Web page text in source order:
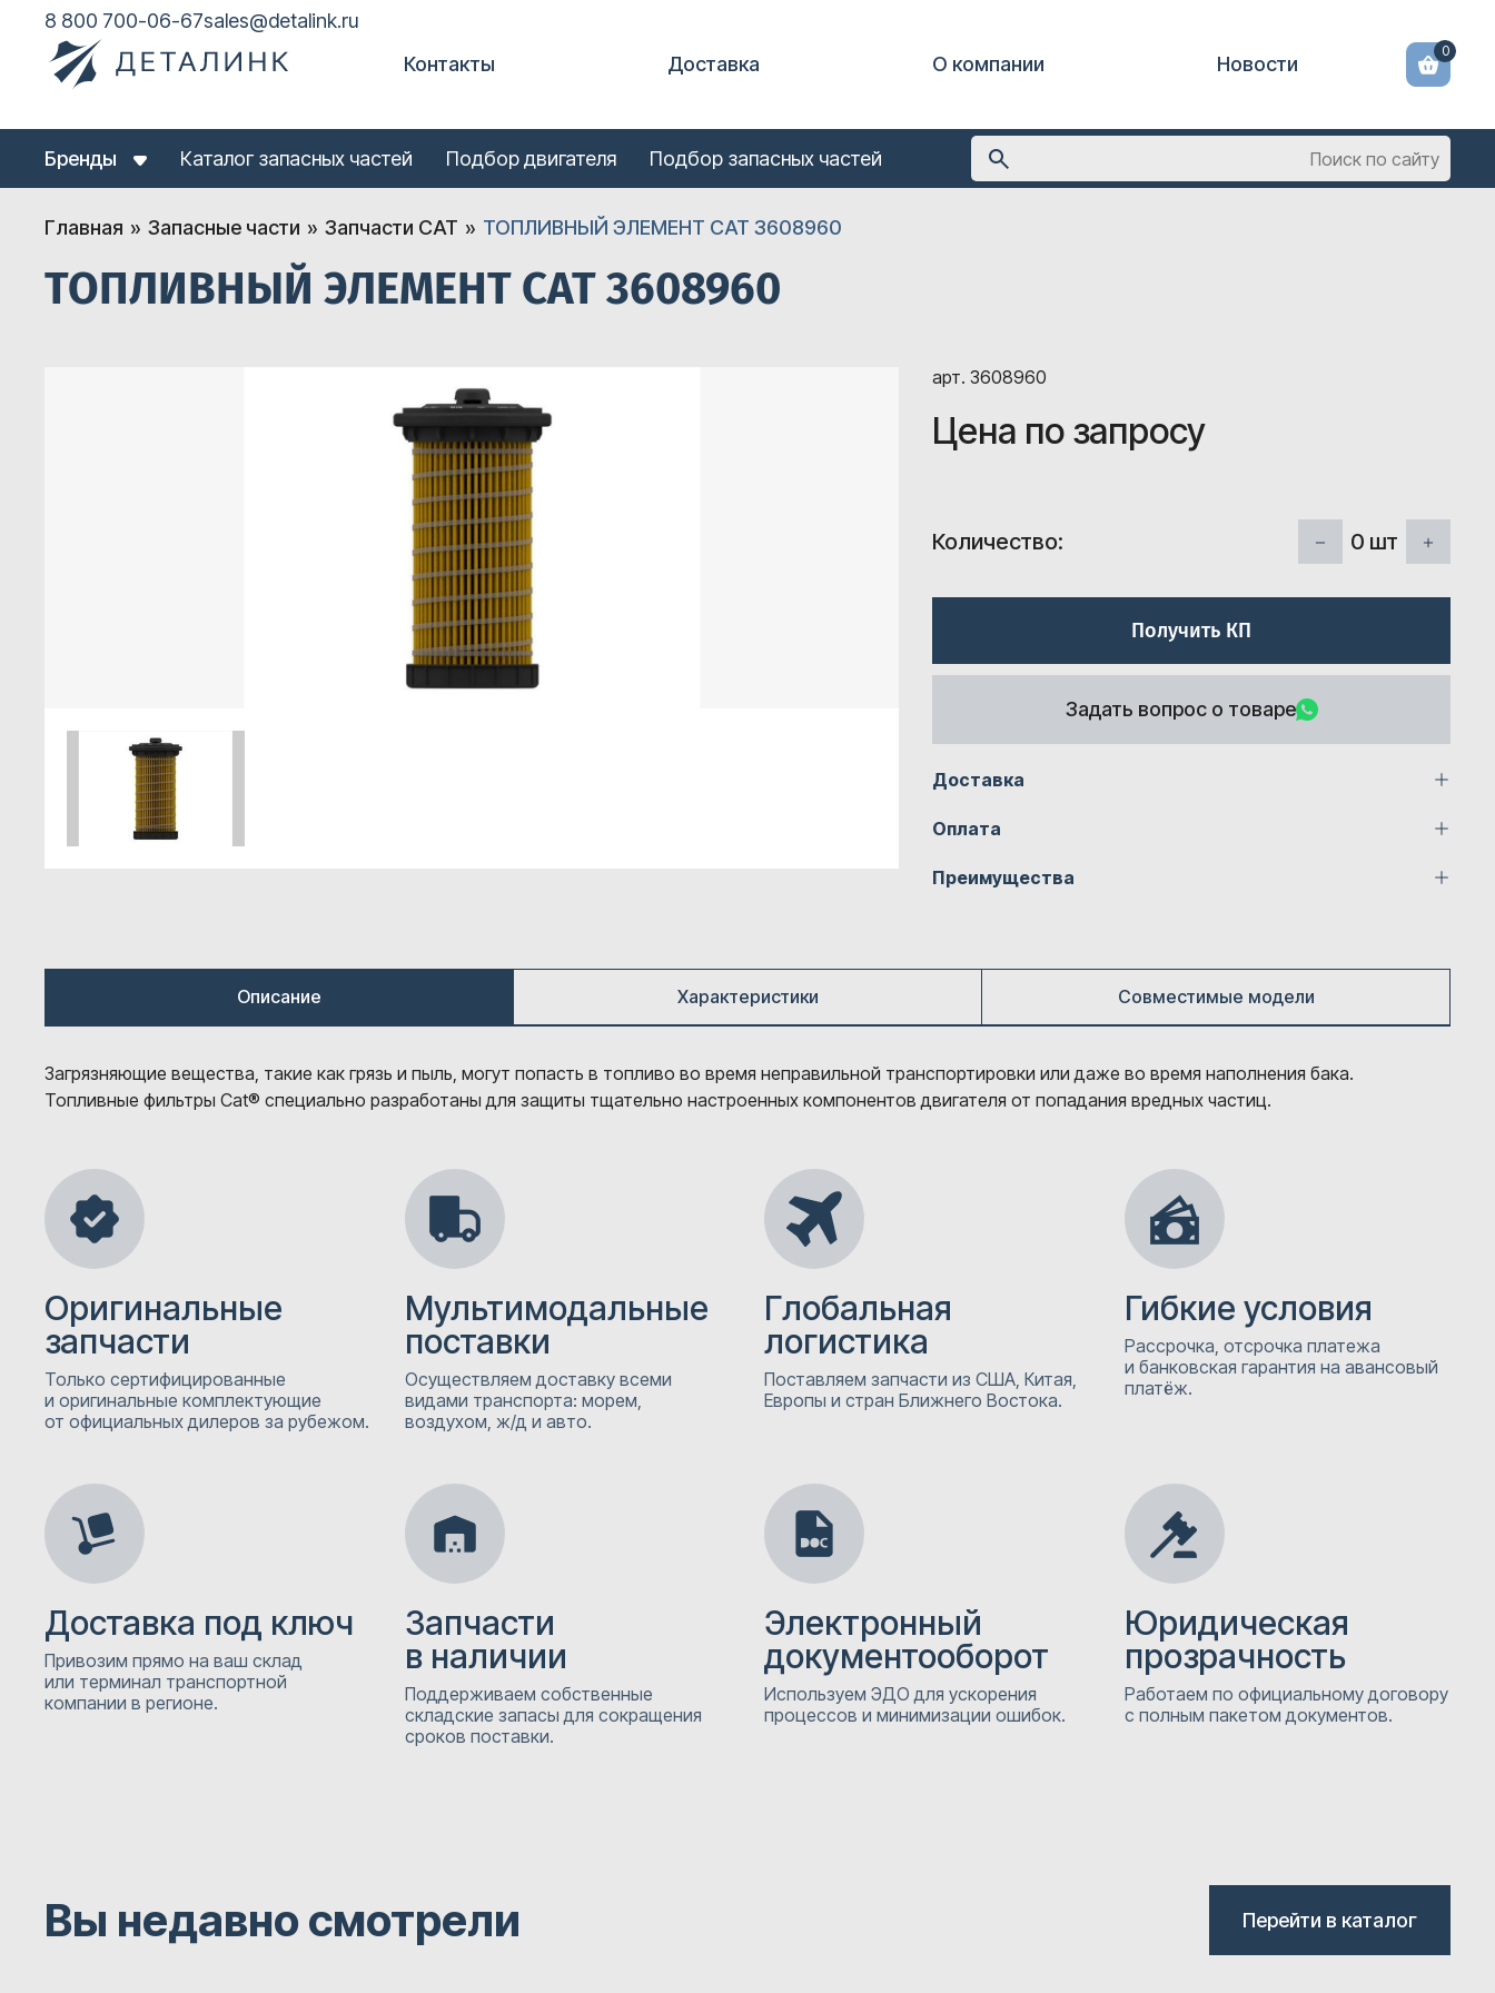
8 800 700-06-67sales@detalink.ru
Контакты
Доставка О компании Новости
0
Бренды Каталог запасных частей Подбор двигателя Подбор запасных частей
Главная Запасные части Запчасти CAT ТОПЛИВНЫЙ ЭЛЕМЕНТ CAT 3608960
ТОПЛИВНЫЙ ЭЛЕМЕНТ CAT 3608960
арт. 3608960
Цена по запросу
Количество: 0 шт
Получить КП
Задать вопрос о товаре
Доставка
Оплата
Преимущества
Описание Характеристики Совместимые модели
Загрязняющие вещества, такие как грязь и пыль, могут попасть в топливо во время неправильной транспортировки или даже во время наполнения бака.
Топливные фильтры Cat® специально разработаны для защиты тщательно настроенных компонентов двигателя от попадания вредных частиц.
Оригинальные
запчасти
Только сертифицированные
и оригинальные комплектующие
от официальных дилеров за рубежом.
Мультимодальные
поставки
Осуществляем доставку всеми
видами транспорта: морем,
воздухом, ж/д и авто.
Глобальная
логистика
Поставляем запчасти из США, Китая,
Европы и стран Ближнего Востока.
Гибкие условия
Рассрочка, отсрочка платежа
и банковская гарантия на авансовый
платёж.
Доставка под ключ
Привозим прямо на ваш склад
или терминал транспортной
компании в регионе.
Запчасти
в наличии
Поддерживаем собственные
складские запасы для сокращения
сроков поставки.
Электронный
документооборот
Используем ЭДО для ускорения
процессов и минимизации ошибок.
Юридическая
прозрачность
Работаем по официальному договору
с полным пакетом документов.
Вы недавно смотрели Перейти в каталог